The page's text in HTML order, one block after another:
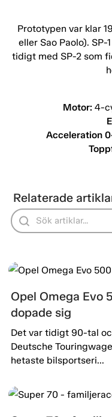
Prototypen var klar
eller Sao Paolo).
tidigt med SP-2 som
Motor: 4-
Acceleration
Relaterade
Opel Omega Evo
dopade sig
Det var tidigt 90-tal
Deutsche
hetaste bilsportseri...